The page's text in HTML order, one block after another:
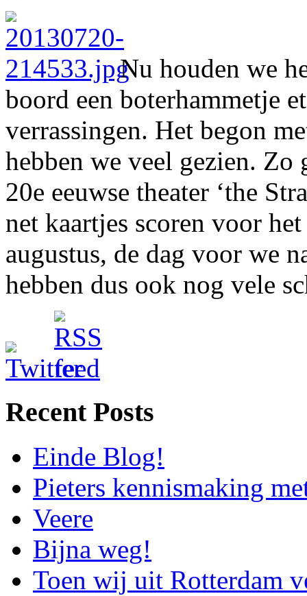
Nu houden we
boord een boterhammetje
verrassingen. Het begon
hebben we veel gezien.
20e eeuwse theater ‘the
net kaartjes scoren voor
augustus, de dag voor we
hebben dus ook nog vele
Recent Posts
Einde Blog!
Pieters kennismaking
Veere
Bijna weg!
Toen wij uit